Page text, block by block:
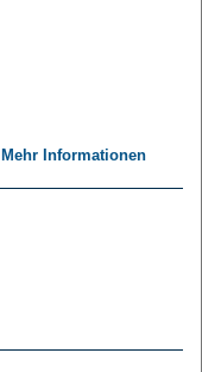
Mehr Informationen